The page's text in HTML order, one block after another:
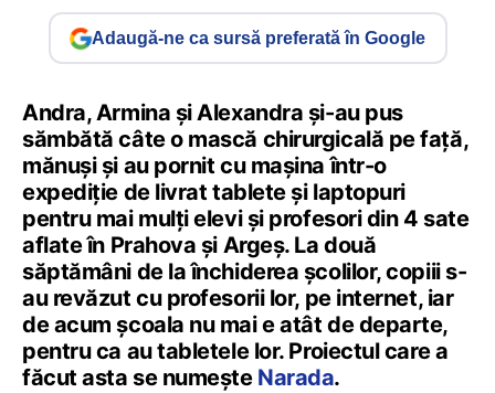
Adaugă-ne ca sursă preferată în Google
Andra, Armina și Alexandra și-au pus
sămbătă câte o mască chirurgicală pe față,
mănuși și au pornit cu mașina într-o
expediție de livrat tablete și laptopuri
pentru mai mulți elevi și profesori din 4 sate
aflate în Prahova și Argeș. La două
săptămâni de la închiderea școlilor, copiii s-
au revăzut cu profesorii lor, pe internet, iar
de acum școala nu mai e atât de departe,
pentru ca au tabletele lor. Proiectul care a
făcut asta se numește Narada.